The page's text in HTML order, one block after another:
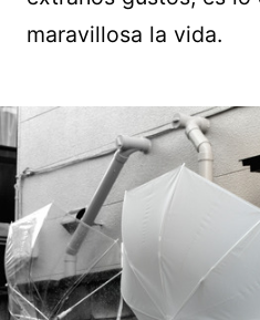
maravillosa la vida.